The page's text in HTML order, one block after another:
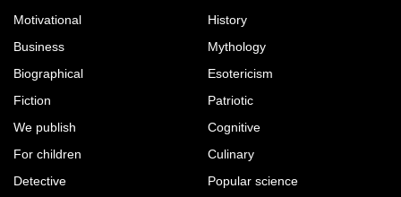
Motivational
Business
Biographical
Fiction
We publish
For children
Detective
History
Mythology
Esotericism
Patriotic
Cognitive
Culinary
Popular science